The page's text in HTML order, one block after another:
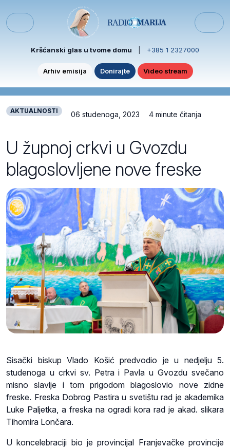
Menu
Kršćanski glas u tvome domu +385 1 2327000
Arhiv emisija Donirajte Video stream
AKTUALNOSTI 06 studenoga, 2023 4 minute čitanja
U župnoj crkvi u Gvozdu
blagoslovljene nove freske
Sisački biskup Vlado Košić predvodio je u nedjelju 5.
studenoga u crkvi sv. Petra i Pavla u Gvozdu svečano
misno slavlje i tom prigodom blagoslovio nove zidne
freske. Freska Dobrog Pastira u svetištu rad je akademika
Luke Paljetka, a freska na ogradi kora rad je akad. slikara
Tihomira Lončara.
U koncelebraciji bio je provincijal Franjevačke provincije